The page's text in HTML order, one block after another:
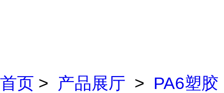
首页 > 产品展厅 > PA6塑胶